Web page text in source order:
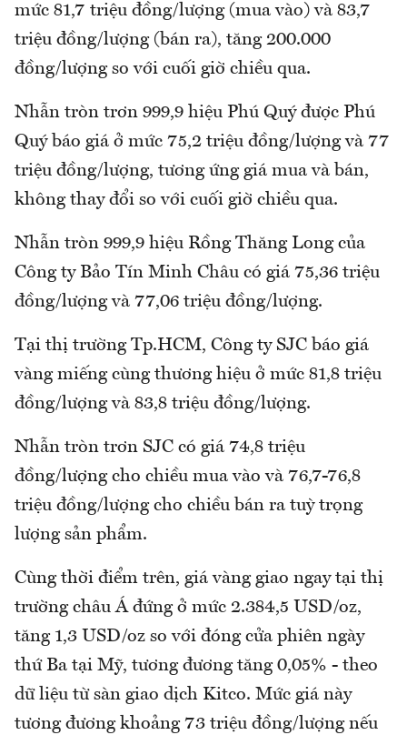
mức 81,7 triệu đồng/lượng (mua vào) và 83,7
triệu đồng/lượng (bán ra), tăng 200.000
đồng/lượng so với cuối giờ chiều qua.
Nhẫn tròn trơn 999,9 hiệu Phú Quý được Phú
Quý báo giá ở mức 75,2 triệu đồng/lượng và 77
triệu đồng/lượng, tương ứng giá mua và bán,
không thay đổi so với cuối giờ chiều qua.
Nhẫn tròn 999,9 hiệu Rồng Thăng Long của
Công ty Bảo Tín Minh Châu có giá 75,36 triệu
đồng/lượng và 77,06 triệu đồng/lượng.
Tại thị trường Tp.HCM, Công ty SJC báo giá
vàng miếng cùng thương hiệu ở mức 81,8 triệu
đồng/lượng và 83,8 triệu đồng/lượng.
Nhẫn tròn trơn SJC có giá 74,8 triệu
đồng/lượng cho chiều mua vào và 76,7-76,8
triệu đồng/lượng cho chiều bán ra tuỳ trọng
lượng sản phẩm.
Cùng thời điểm trên, giá vàng giao ngay tại thị
trường châu Á đứng ở mức 2.384,5 USD/oz,
tăng 1,3 USD/oz so với đóng cửa phiên ngày
thứ Ba tại Mỹ, tương đương tăng 0,05% - theo
dữ liệu từ sàn giao dịch Kitco. Mức giá này
tương đương khoảng 73 triệu đồng/lượng nếu